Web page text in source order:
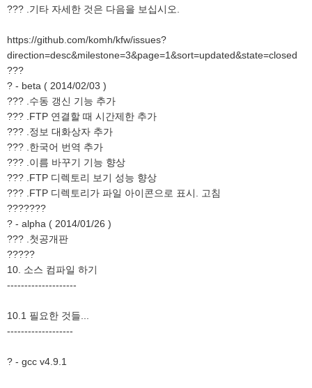
??? .기타 자세한 것은 다음을 보십시오.
https://github.com/komh/kfw/issues?
direction=desc&milestone=3&page=1&sort=updated&state=closed
???
? - beta ( 2014/02/03 )
??? .수동 갱신 기능 추가
??? .FTP 연결할 때 시간제한 추가
??? .정보 대화상자 추가
??? .한국어 번역 추가
??? .이름 바꾸기 기능 향상
??? .FTP 디렉토리 보기 성능 향상
??? .FTP 디렉토리가 파일 아이콘으로 표시. 고침
???????
? - alpha ( 2014/01/26 )
??? .첫공개판
?????
10. 소스 컴파일 하기
--------------------
10.1 필요한 것들...
-------------------
? - gcc v4.9.1